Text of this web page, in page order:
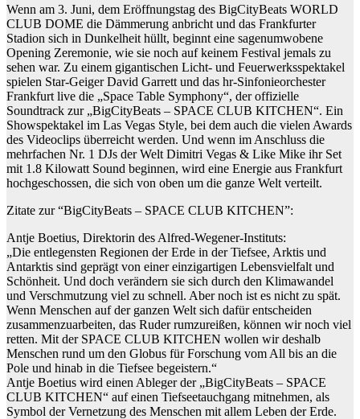
Wenn am 3. Juni, dem Eröffnungstag des BigCityBeats WORLD
CLUB DOME die Dämmerung anbricht und das Frankfurter
Stadion sich in Dunkelheit hüllt, beginnt eine sagenumwobene
Opening Zeremonie, wie sie noch auf keinem Festival jemals zu
sehen war. Zu einem gigantischen Licht- und Feuerwerksspektakel
spielen Star-Geiger David Garrett und das hr-Sinfonieorchester
Frankfurt live die „Space Table Symphony“, der offizielle
Soundtrack zur „BigCityBeats – SPACE CLUB KITCHEN“. Ein
Showspektakel im Las Vegas Style, bei dem auch die vielen Awards
des Videoclips überreicht werden. Und wenn im Anschluss die
mehrfachen Nr. 1 DJs der Welt Dimitri Vegas & Like Mike ihr Set
mit 1.8 Kilowatt Sound beginnen, wird eine Energie aus Frankfurt
hochgeschossen, die sich von oben um die ganze Welt verteilt.
Zitate zur “BigCityBeats – SPACE CLUB KITCHEN”:
Antje Boetius, Direktorin des Alfred-Wegener-Instituts:
„Die entlegensten Regionen der Erde in der Tiefsee, Arktis und
Antarktis sind geprägt von einer einzigartigen Lebensvielfalt und
Schönheit. Und doch verändern sie sich durch den Klimawandel
und Verschmutzung viel zu schnell. Aber noch ist es nicht zu spät.
Wenn Menschen auf der ganzen Welt sich dafür entscheiden
zusammenzuarbeiten, das Ruder rumzureißen, können wir noch viel
retten. Mit der SPACE CLUB KITCHEN wollen wir deshalb
Menschen rund um den Globus für Forschung vom All bis an die
Pole und hinab in die Tiefsee begeistern.“
Antje Boetius wird einen Ableger der „BigCityBeats – SPACE
CLUB KITCHEN“ auf einen Tiefseetauchgang mitnehmen, als
Symbol der Vernetzung des Menschen mit allem Leben der Erde.